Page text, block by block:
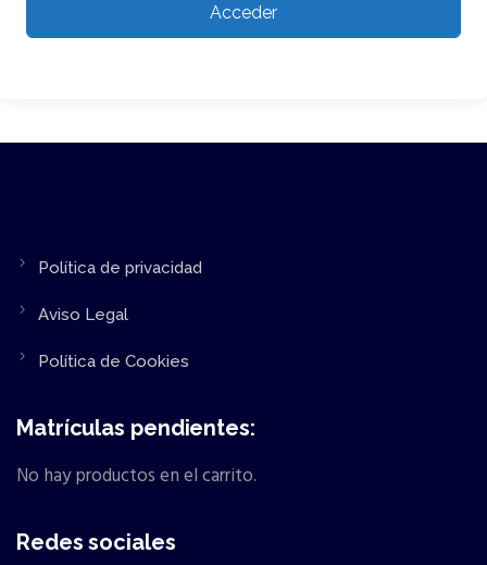
Acceder
Política de privacidad
Aviso Legal
Política de Cookies
Matrículas pendientes:
No hay productos en el carrito.
Redes sociales